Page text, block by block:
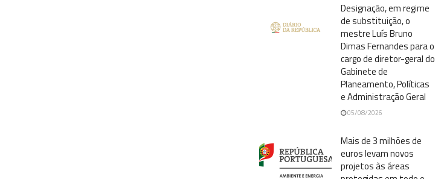
Designação, em regime
de substituição, o
mestre Luís Bruno
Dimas Fernandes para o
cargo de diretor-geral do
Gabinete de
Planeamento, Políticas
e Administração Geral
05/08/2026
Mais de 3 milhões de
euros levam novos
projetos às áreas